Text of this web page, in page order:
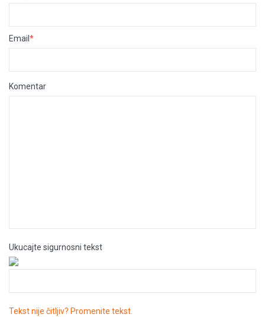
Email *
Komentar
Ukucajte sigurnosni tekst
Tekst nije čitljiv? Promenite tekst.